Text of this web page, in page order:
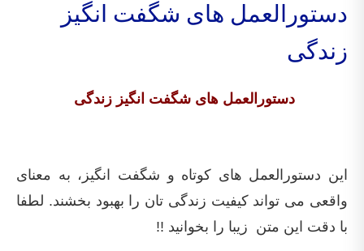
دستورالعمل های شگفت انگیز
زندگی
دستورالعمل های شگفت انگیز زندگی
این دستورالعمل های کوتاه و شگفت انگیز، به معنای
واقعی می تواند کیفیت زندگی تان را بهبود بخشند. لطفا
با دقت این متن زیبا را بخوانید !!